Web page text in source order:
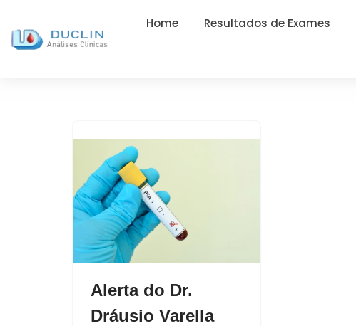
Home Resultados de Exames
Alerta do Dr.
Dráusio Varella